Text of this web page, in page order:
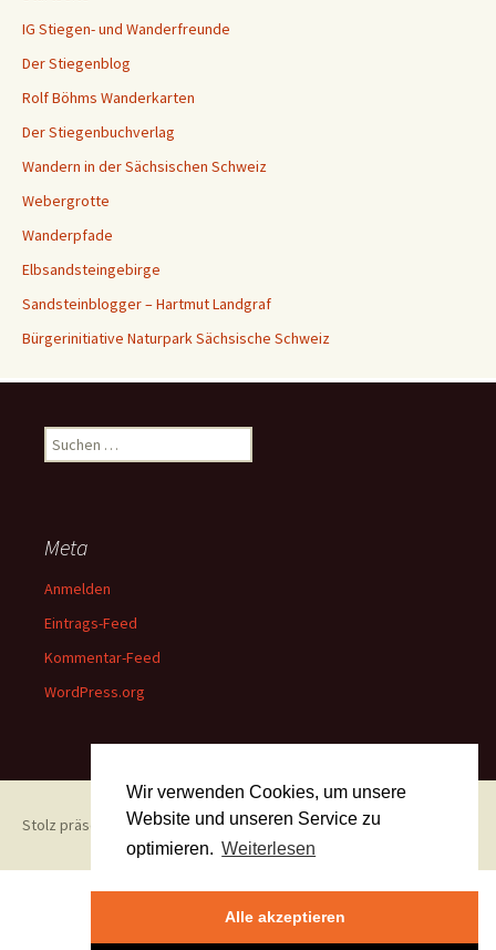
Wir verwenden Cookies, um unsere
Website und unseren Service zu
optimieren. Weiterlesen
Alle akzeptieren
IG Stiegen- und Wanderfreunde
Der Stiegenblog
Rolf Böhms Wanderkarten
Der Stiegenbuchverlag
Wandern in der Sächsischen Schweiz
Webergrotte
Wanderpfade
Elbsandsteingebirge
Sandsteinblogger – Hartmut Landgraf
Bürgerinitiative Naturpark Sächsische Schweiz
Suchen
nach:
Meta
Anmelden
Eintrags-Feed
Kommentar-Feed
WordPress.org
Stolz präsentiert von WordPress